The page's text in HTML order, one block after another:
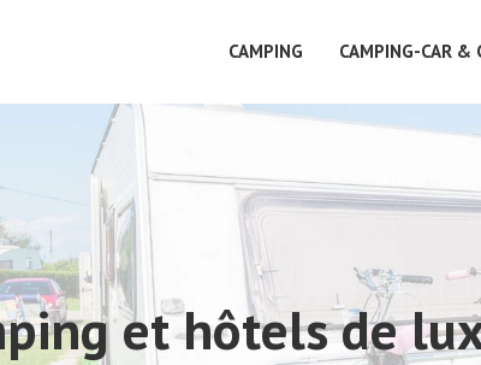
CAMPING CAMPING-CAR &
et hôtels de